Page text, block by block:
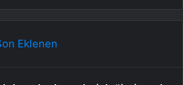
Eklenen